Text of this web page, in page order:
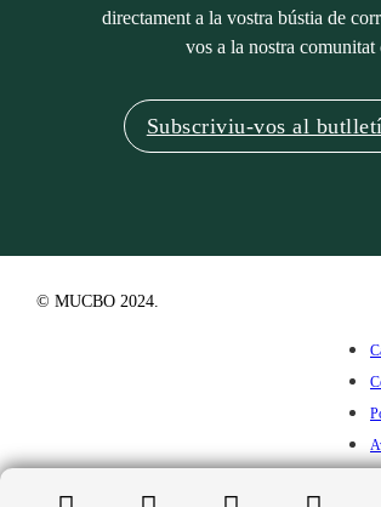
directament a la vostra bústia de
vos a la nostra
Subscriviu-vos al butlletí
© MUCBO 2024.